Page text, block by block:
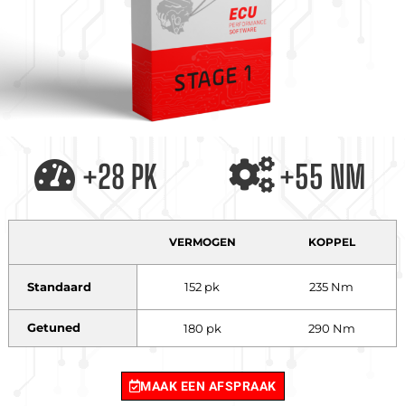
+28 PK +55 NM
VERMOGEN KOPPEL
Standaard 152 pk 235 Nm
Getuned 180 pk 290 Nm
MAAK EEN AFSPRAAK